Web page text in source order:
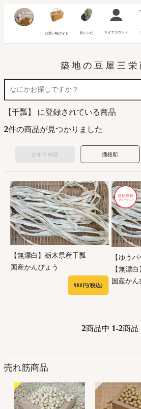
お買い物ガイド 豆レシピ マイアカウント
築 地 の 豆 屋 三 栄
【干瓢】 に登録されている商品
2件の商品が見つかりました
おすすめ順 価格順
【無漂白】栃木県産干瓢
国産かんぴょう
900円(税込)
【ゆう
【無漂
国産かん
2商品中 1-2商品
売れ筋商品